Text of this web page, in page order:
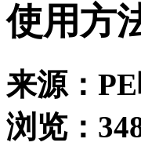
使用方
来源：
浏览：